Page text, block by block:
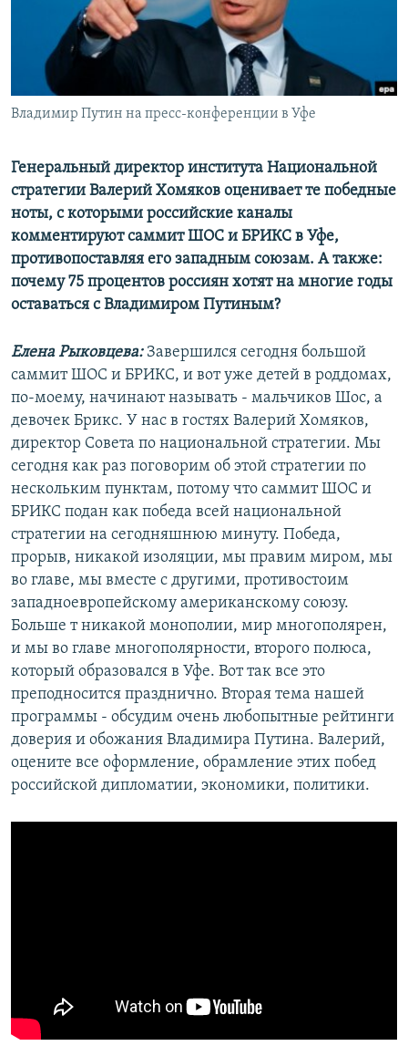
ПОБЕДИТЕЛЕЙ НЕ СУДЯТ?
КРЫМ.НЕПОКОРЕННЫЙ
ELIFBE
УКРАИНСКАЯ ПРОБЛЕМА КРЫМА
ПРИСОЕДИНЯЙТЕСЬ!
Владимир Путин на пресс-конференции в Уфе
Генеральный директор института Национальной
стратегии Валерий Хомяков оценивает те победные
ноты, с которыми российские каналы
комментируют саммит ШОС и БРИКС в Уфе,
противопоставляя его западным союзам. А также:
почему 75 процентов россиян хотят на многие годы
оставаться с Владимиром Путиным?
Елена Рыковцева:Завершился сегодня большой
саммит ШОС и БРИКС, и вот уже детей в роддомах,
по-моему, начинают называть - мальчиков Шос, а
девочек Брикс. У нас в гостях Валерий Хомяков,
директор Совета по национальной стратегии. Мы
сегодня как раз поговорим об этой стратегии по
нескольким пунктам, потому что саммит ШОС и
БРИКС подан как победа всей национальной
стратегии на сегодняшнюю минуту. Победа,
прорыв, никакой изоляции, мы правим миром, мы
во главе, мы вместе с другими, противостоим
западноевропейскому американскому союзу.
Больше т никакой монополии, мир многополярен,
и мы во главе многополярности, второго полюса,
который образовался в Уфе. Вот так все это
преподносится празднично. Вторая тема нашей
программы - обсудим очень любопытные рейтинги
доверия и обожания Владимира Путина. Валерий,
оцените все оформление, обрамление этих побед
российской дипломатии, экономики, политики.